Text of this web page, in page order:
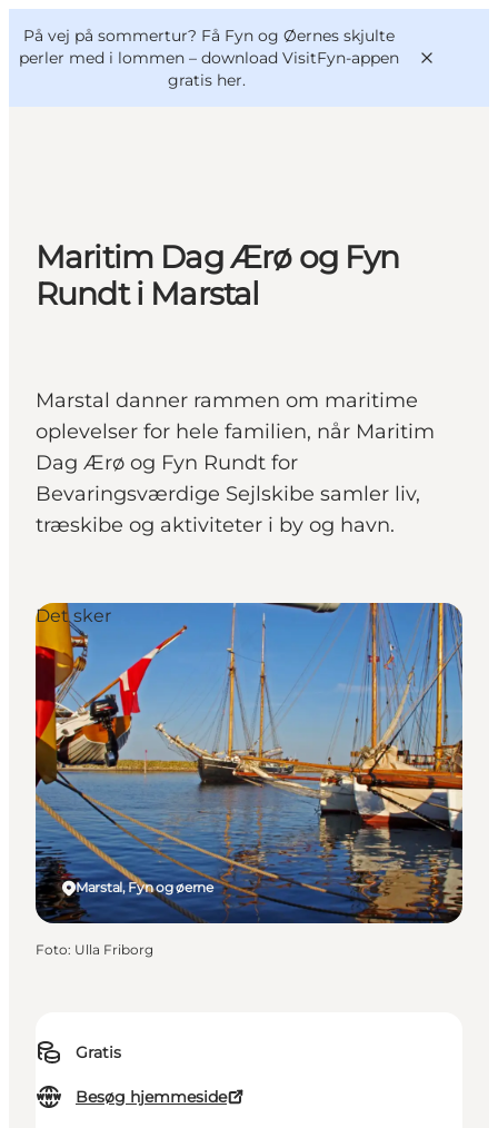
På vej på sommertur? Få Fyn og Øernes skjulte
perler med i lommen – download VisitFyn-appen
gratis her.
Oplevelser
Outdoor
Mad og drikke
VisitFyn
Deutsch
Maritim Dag Ærø og Fyn
Rundt i Marstal
Marstal danner rammen om maritime
oplevelser for hele familien, når Maritim
Dag Ærø og Fyn Rundt for
Bevaringsværdige Sejlskibe samler liv,
træskibe og aktiviteter i by og havn.
Gratis
Besøg hjemmeside
Marstal, Fyn og øerne
Det sker
Foto: Ulla Friborg